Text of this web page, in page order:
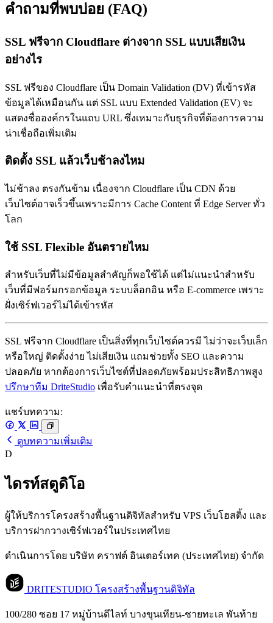
คำถามที่พบบ่อย (FAQ)
SSL ฟรีจาก Cloudflare ต่างจาก SSL แบบเสียเงิน
อย่างไร
SSL ฟรีของ Cloudflare เป็น Domain Validation (DV) ที่เข้ารหัส
ข้อมูลได้เหมือนกัน แต่ SSL แบบ Extended Validation (EV) จะ
แสดงชื่อองค์กรในแถบ URL ซึ่งเหมาะกับธุรกิจที่ต้องการความ
น่าเชื่อถือเพิ่มเติม
ติดตั้ง SSL แล้วเว็บช้าลงไหม
ไม่ช้าลง ตรงกันข้าม เนื่องจาก Cloudflare เป็น CDN ด้วย
เว็บไซต์อาจเร็วขึ้นเพราะมีการ Cache Content ที่ Edge Server ทั่ว
โลก
ใช้ SSL Flexible อันตรายไหม
สำหรับเว็บที่ไม่มีข้อมูลสำคัญก็พอใช้ได้ แต่ไม่แนะนำสำหรับ
เว็บที่มีฟอร์มกรอกข้อมูล ระบบล็อกอิน หรือ E-commerce เพราะ
ฝั่งเซิร์ฟเวอร์ไม่ได้เข้ารหัส
SSL ฟรีจาก Cloudflare เป็นสิ่งที่ทุกเว็บไซต์ควรมี ไม่ว่าจะเว็บเล็ก
หรือใหญ่ ติดตั้งง่าย ไม่เสียเงิน แถมช่วยทั้ง SEO และความ
ปลอดภัย หากต้องการเว็บไซต์ที่ปลอดภัยพร้อมประสิทธิภาพสูง
ปรึกษาทีม DriteStudio เพื่อรับคำแนะนำที่ตรงจุด
แชร์บทความ:
ดูบทความเพิ่มเติม
D
ไดรท์สตูดิโอ
ผู้ให้บริการโครงสร้างพื้นฐานดิจิทัลสำหรับ VPS เว็บโฮสติ้ง และ
บริการฝากวางเซิร์ฟเวอร์ในประเทศไทย
ดำเนินการโดย บริษัท คราฟต์ อินเตอร์เทค (ประเทศไทย) จำกัด
DRITESTUDIO โครงสร้างพื้นฐานดิจิทัล
100/280 ซอย 17 หมู่บ้านดีไลท์ บางขุนเทียน-ชายทะเล พันท้าย